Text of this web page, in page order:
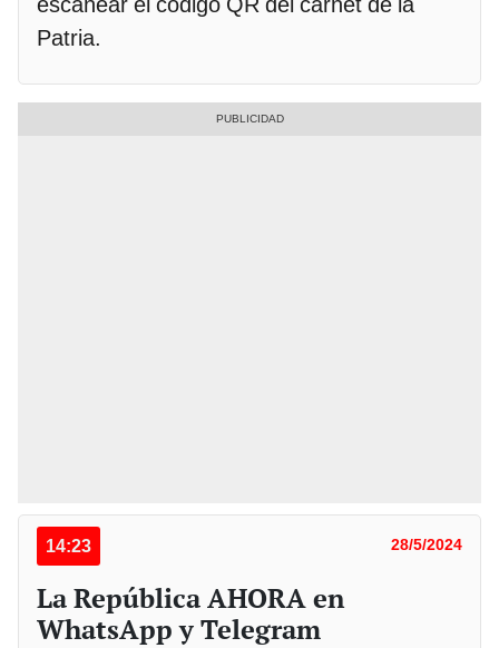
Patria.
14:23 28/5/2024
La República AHORA en
WhatsApp y Telegram